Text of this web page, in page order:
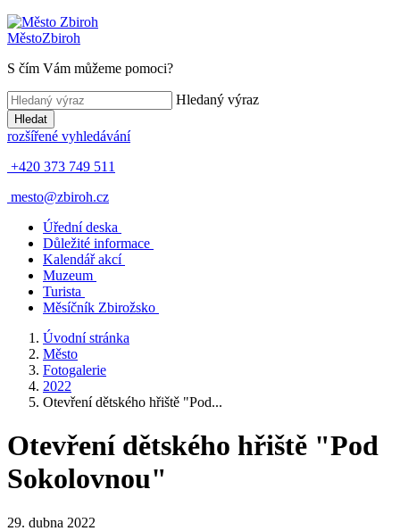
MěstoZbiroh
S čím Vám můžeme pomoci?
Hledaný výraz
Hledat
rozšířené vyhledávání
+420 373 749 511
mesto@zbiroh.cz
Úřední deska
Důležité informace
Kalendář akcí
Muzeum
Turista
Měsíčník Zbirožsko
Úvodní stránka
Město
Fotogalerie
2022
Otevření dětského hřiště "Pod...
Otevření dětského hřiště "Pod
Sokolovnou"
29. dubna 2022